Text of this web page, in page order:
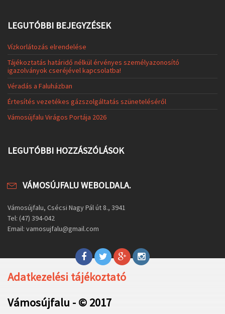
LEGUTÓBBI BEJEGYZÉSEK
Vízkorlátozás elrendelése
Tájékoztatás határidő nélkül érvényes személyazonosító
igazolványok cseréjével kapcsolatba!
Véradás a Faluházban
Értesítés vezetékes gázszolgáltatás szüneteléséről
Vámosújfalu Virágos Portája 2026
LEGUTÓBBI HOZZÁSZÓLÁSOK
VÁMOSÚJFALU WEBOLDALA.
Vámosújfalu, Csécsi Nagy Pál út 8., 3941
Tel: (47) 394-042
Email: vamosujfalu@gmail.com
Adatkezelési tájékoztató
Vámosújfalu - © 2017